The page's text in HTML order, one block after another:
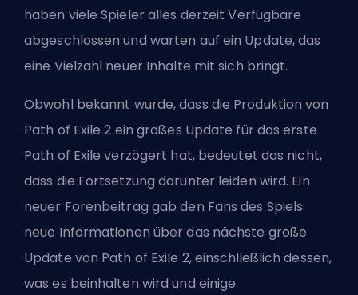
haben viele Spieler alles derzeit Verfügbare
abgeschlossen und warten auf ein Update, das
eine Vielzahl neuer Inhalte mit sich bringt.
Obwohl bekannt wurde, dass die Produktion von
Path of Exile 2 ein großes Update für das erste
Path of Exile verzögert hat, bedeutet das nicht,
dass die Fortsetzung darunter leiden wird. Ein
neuer Forenbeitrag gab den Fans des Spiels
neue Informationen über das nächste große
Update von Path of Exile 2, einschließlich dessen,
was es beinhalten wird und einige